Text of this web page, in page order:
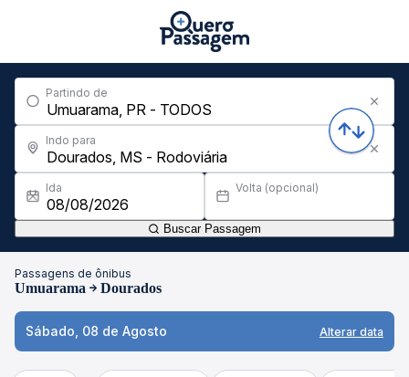
Partindo de
Indo para
Ida Volta (opcional)
Buscar Passagem
Passagens de ônibus
Umuarama Dourados
Sábado, 08 de Agosto Alterar data